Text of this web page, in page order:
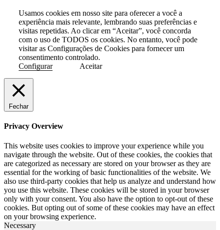
Usamos cookies em nosso site para oferecer a você a
experiência mais relevante, lembrando suas preferências e
visitas repetidas. Ao clicar em “Aceitar”, você concorda
com o uso de TODOS os cookies. No entanto, você pode
visitar as Configurações de Cookies para fornecer um
consentimento controlado.
Configurar
Aceitar
Fechar
Privacy Overview
This website uses cookies to improve your experience while you
navigate through the website. Out of these cookies, the cookies that
are categorized as necessary are stored on your browser as they are
essential for the working of basic functionalities of the website. We
also use third-party cookies that help us analyze and understand how
you use this website. These cookies will be stored in your browser
only with your consent. You also have the option to opt-out of these
cookies. But opting out of some of these cookies may have an effect
on your browsing experience.
Necessary